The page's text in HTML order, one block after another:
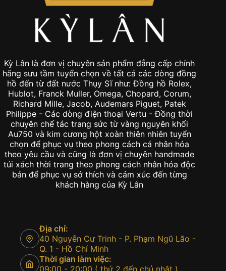
Kỳ Lân là đơn vị chuyên sản phẩm đẳng cấp chính
hãng sưu tầm tuyển chọn về tất cả các dòng đồng
hồ đến từ đất nước Thụy Sĩ như: Đồng hồ Rolex,
Hublot, Franck Muller, Omega, Chopard, Corum,
Richard Mille, Jacob, Audemars Piguet, Patek
Philippe - Các dòng điện thoại Vertu - Đồng thời
chuyên chế tác trang sức từ vàng nguyên khối
Au750 và kim cương hột xoàn thiên nhiên tuyển
chọn để phục vụ theo phong cách cá nhân hóa
theo yêu cầu và cũng là đơn vị chuyên handmade
túi xách thời trang theo phong cách nhân hóa độc
bản để phục vụ sở thích và cảm xúc đến từng
khách hàng của Kỳ Lân
Địa chỉ:
40 Nguyễn Cư Trinh - P. Phạm Ngũ Lão -
Q. 1 - Hồ Chí Minh
Thời gian làm việc: